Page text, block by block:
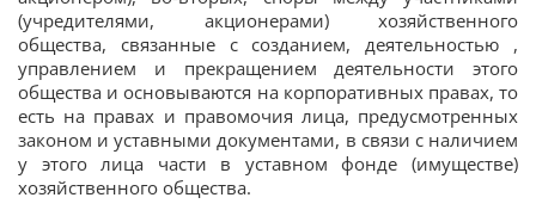
(учредителями, акционерами) хозяйственного
общества, связанные с созданием, деятельностью ,
управлением и прекращением деятельности этого
общества и основываются на корпоративных правах, то
есть на правах и правомочия лица, предусмотренных
законом и уставными документами, в связи с наличием
у этого лица части в уставном фонде (имуществе)
хозяйственного общества.